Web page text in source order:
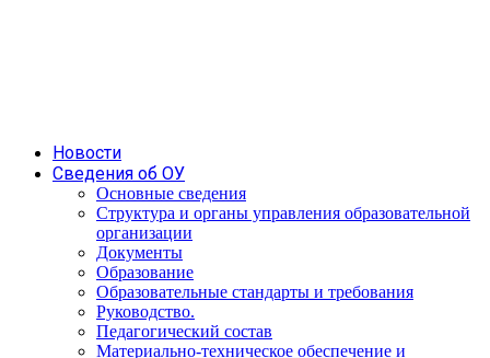
Новости
Сведения об ОУ
Основные сведения
Структура и органы управления образовательной
организации
Документы
Образование
Образовательные стандарты и требования
Руководство.
Педагогический состав
Материально-техническое обеспечение и